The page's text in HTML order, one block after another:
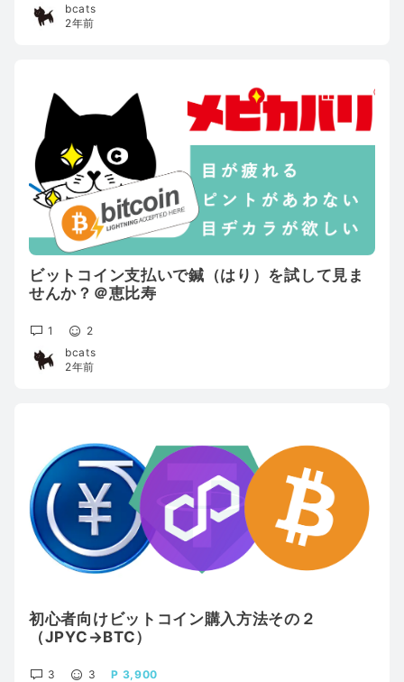
bcats
2年前
ビットコイン支払いで鍼（はり）を試して見ま
せんか？＠恵比寿
1
2
bcats
2年前
初心者向けビットコイン購入方法その２
（JPYC→BTC）
3 3
3,900